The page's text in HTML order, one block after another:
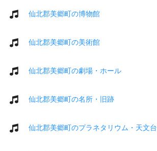
仙北郡美郷町の博物館
仙北郡美郷町の美術館
仙北郡美郷町の劇場・ホール
仙北郡美郷町の名所・旧跡
仙北郡美郷町のプラネタリウム・天文台